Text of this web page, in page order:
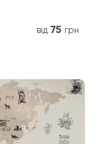
від 75 грн